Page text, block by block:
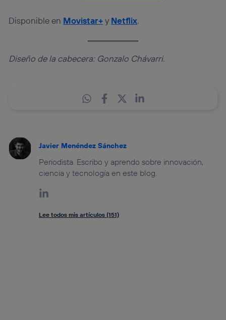
Disponible en Movistar+y Netflix.
Diseño de la cabecera: Gonzalo Chávarri.
Javier Menéndez Sánchez
Periodista. Escribo y aprendo sobre innovación,
ciencia y tecnología en este blog.
Lee todos mis artículos (151)